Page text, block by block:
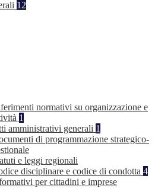
12
normativi su organizzazione e
1
amministrativi generali 1
di programmazione strategico-
e leggi regionali
disciplinare e codice di condotta 4
per cittadini e imprese